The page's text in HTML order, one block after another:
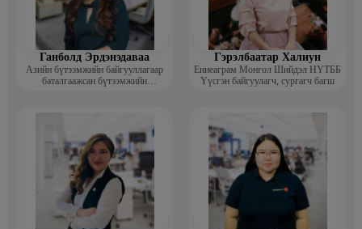
Ганболд Эрдэнэдаваа
Азийн бүтээмжийн байгууллагаар
баталгаажсан бүтээмжийн
Гэрэлбаатар Халиун
Еннеаграм Монгол Шийдэл НҮТББ
Үүсгэн байгуулагч, сургагч багш